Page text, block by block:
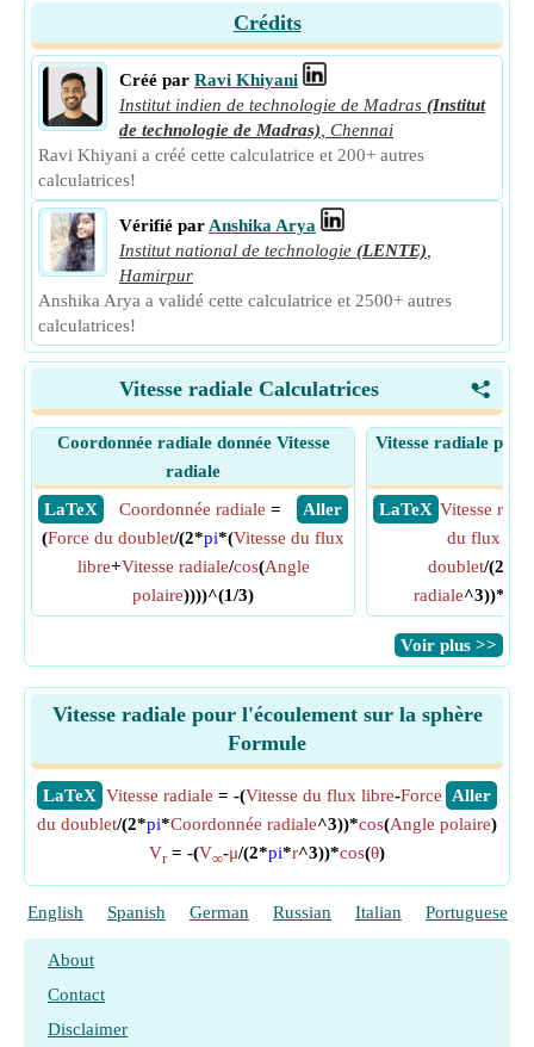
Crédits
Créé par Ravi Khiyani
Institut indien de technologie de Madras (Institut
de technologie de Madras) Chennai
Ravi Khiyani a créé cette calculatrice et 200+ autres
calculatrices!
Vérifié par Anshika Arya
Institut national de technologie (LENTE)
Hamirpur
Anshika Arya a validé cette calculatrice et 2500+ autres
calculatrices!
<
Vitesse radiale Calculatrices
Coordonnée radiale donnée Vitesse
radiale
​ LaTeX
​ Aller
Coordonnée radiale =
(Force du doublet/(2*pi*(Vitesse du flux
libre+Vitesse radiale/cos(Angle
polaire))))^(1/3)
Vitesse radiale
​ LaTeX Vitesse
du flux
doublet/(2*
radiale^3))*
​Voir plus >>
Vitesse radiale pour l'écoulement sur la sphère
Formule
​LaTeX ​Aller
Vitesse radiale = -(Vitesse du flux libre-Force
du doublet/(2*pi*Coordonnée radiale^3))*cos(Angle polaire)
Vr= -(V∞-μ/(2*pi*r^3))*cos(θ)
English Spanish German Russian Italian Portuguese
About
Contact
Disclaimer